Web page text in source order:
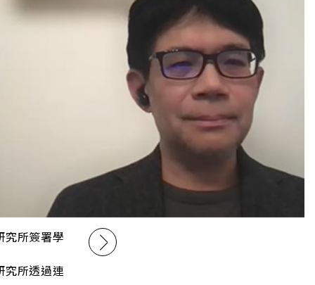
究所簽署學
究所透過連